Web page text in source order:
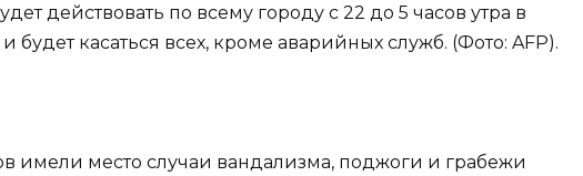
действовать по всему городу с 22 до 5 часов утра в
касаться всех, кроме аварийных служб. (Фото: AFP).
имели место случаи вандализма, поджоги и грабежи